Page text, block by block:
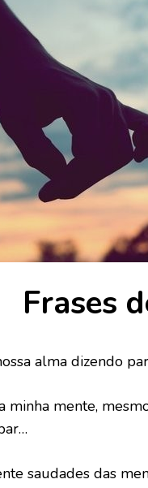
Frases
alma dizendo
minha mente,
saudades das